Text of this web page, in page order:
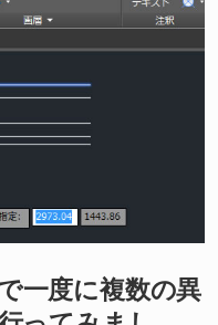
一度に複数の異